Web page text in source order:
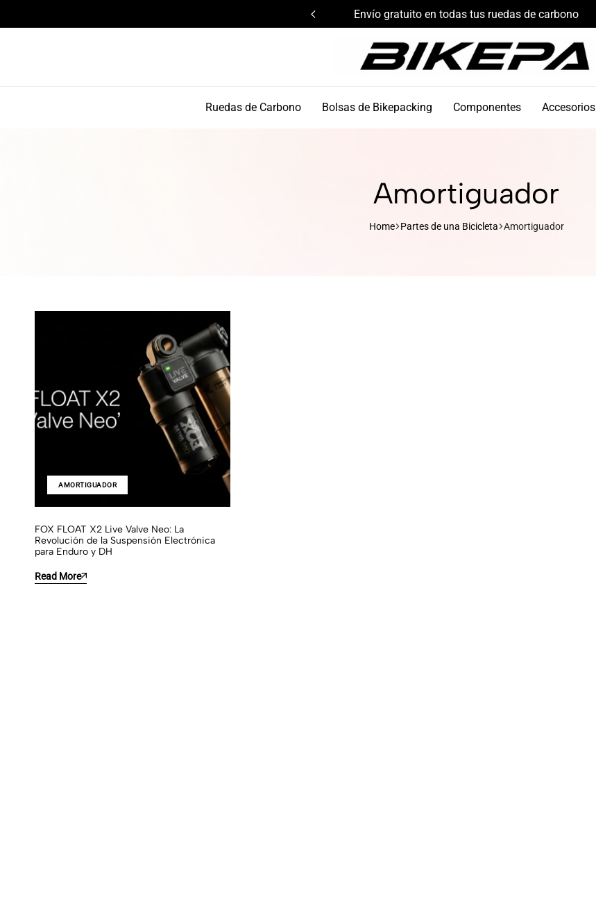
Envío gratuito en todas tus ruedas de carbono
Ruedas de Carbono Bolsas de Bikepacking Componentes Accesorios
Amortiguador
Home Partes de una Bicicleta Amortiguador
AMORTIGUADOR
FOX FLOAT X2 Live Valve Neo: La
Revolución de la Suspensión Electrónica
para Enduro y DH
Read More